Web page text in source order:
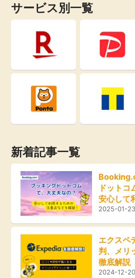
無料
即日還元
アンケート
ゲーム
モニター
ポイ活お得情報
お友達紹介
カード比較
引っ越し
買取・査定
学び
美容・健康
有料サービス
銀行・金融・投資
ふるさと納税
サービス別一覧
新着記事一覧
ドットコ
安心して
点などを
2025-01-23
エクスペ
判、メリ
徹底解説
2024-12-20